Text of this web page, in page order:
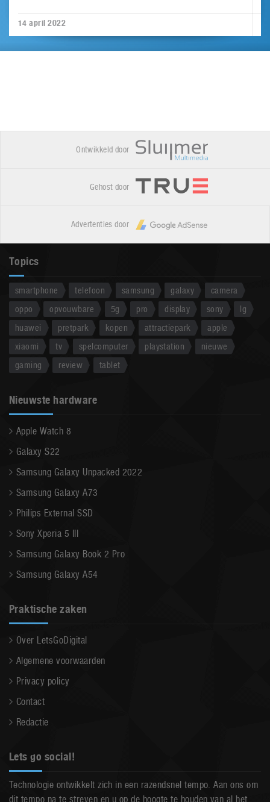
14 april 2022
Ontwikkeld door
Gehost door
Advertenties door
Topics
smartphone telefoon samsung galaxy
camera
oppo
opvouwbare 5g pro display sony
lg
huawei
pretpark kopen attractiepark
apple
xiaomi
tv spelcomputer playstation
nieuwe
gaming
review tablet
Nieuwste hardware
Apple Watch 8
Galaxy S22
Samsung Galaxy Unpacked 2022
Samsung Galaxy A73
Philips External SSD
Sony Xperia 5 III
Samsung Galaxy Book 2 Pro
Samsung Galaxy A54
Praktische zaken
Over LetsGoDigital
Algemene voorwaarden
Privacy policy
Contact
Redactie
Lets go social!
Technologie ontwikkelt zich in een razendsnel tempo. Aan ons om
dit tempo na te streven en u op de hoogte te houden van al het